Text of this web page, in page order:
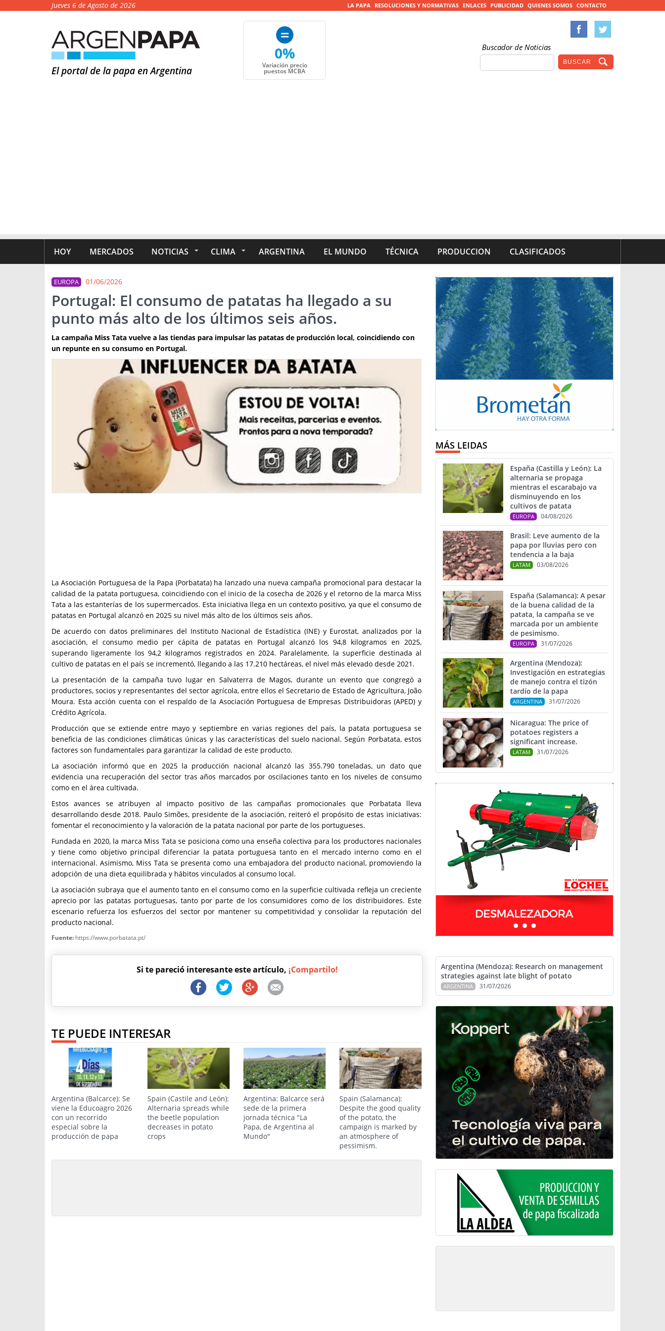
Jueves 6 de Agosto de 2026 LA PAPA RESOLUCIONES Y NORMATIVAS ENLACES PUBLICIDAD QUIENES SOMOS CONTACTO
El portal de la papa en Argentina
0%
Variación precio
puestos MCBA
Buscador de Noticias
HOY MERCADOS NOTICIAS CLIMA ARGENTINA EL MUNDO TÉCNICA PRODUCCION CLASIFICADOS
EUROPA 01/06/2026
Portugal: El consumo de patatas ha llegado a su
punto más alto de los últimos seis años.
La campaña Miss Tata vuelve a las tiendas para impulsar las patatas de producción local, coincidiendo con
un repunte en su consumo en Portugal.
La Asociación Portuguesa de la Papa (Porbatata) ha lanzado una nueva campaña promocional para destacar la
calidad de la patata portuguesa, coincidiendo con el inicio de la cosecha de 2026 y el retorno de la marca Miss
Tata a las estanterías de los supermercados. Esta iniciativa llega en un contexto positivo, ya que el consumo de
patatas en Portugal alcanzó en 2025 su nivel más alto de los últimos seis años.
De acuerdo con datos preliminares del Instituto Nacional de Estadística (INE) y Eurostat, analizados por la
asociación, el consumo medio per cápita de patatas en Portugal alcanzó los 94,8 kilogramos en 2025,
superando ligeramente los 94,2 kilogramos registrados en 2024. Paralelamente, la superficie destinada al
cultivo de patatas en el país se incrementó, llegando a las 17.210 hectáreas, el nivel más elevado desde 2021.
La presentación de la campaña tuvo lugar en Salvaterra de Magos, durante un evento que congregó a
productores, socios y representantes del sector agrícola, entre ellos el Secretario de Estado de Agricultura, João
Moura. Esta acción cuenta con el respaldo de la Asociación Portuguesa de Empresas Distribuidoras (APED) y
Crédito Agrícola.
Producción que se extiende entre mayo y septiembre en varias regiones del país, la patata portuguesa se
beneficia de las condiciones climáticas únicas y las características del suelo nacional. Según Porbatata, estos
factores son fundamentales para garantizar la calidad de este producto.
La asociación informó que en 2025 la producción nacional alcanzó las 355.790 toneladas, un dato que
evidencia una recuperación del sector tras años marcados por oscilaciones tanto en los niveles de consumo
como en el área cultivada.
Estos avances se atribuyen al impacto positivo de las campañas promocionales que Porbatata lleva
desarrollando desde 2018. Paulo Simões, presidente de la asociación, reiteró el propósito de estas iniciativas:
fomentar el reconocimiento y la valoración de la patata nacional por parte de los portugueses.
Fundada en 2020, la marca Miss Tata se posiciona como una enseña colectiva para los productores nacionales
y tiene como objetivo principal diferenciar la patata portuguesa tanto en el mercado interno como en el
internacional. Asimismo, Miss Tata se presenta como una embajadora del producto nacional, promoviendo la
adopción de una dieta equilibrada y hábitos vinculados al consumo local.
La asociación subraya que el aumento tanto en el consumo como en la superficie cultivada refleja un creciente
aprecio por las patatas portuguesas, tanto por parte de los consumidores como de los distribuidores. Este
escenario refuerza los esfuerzos del sector por mantener su competitividad y consolidar la reputación del
producto nacional.
Fuente: https://www.porbatata.pt/
Si te pareció interesante este artículo, ¡Compartilo!
TE PUEDE INTERESAR
Argentina (Balcarce): Se
viene la Educoagro 2026
con un recorrido
especial sobre la
producción de papa
Spain (Castile and León):
Alternaria spreads while
the beetle population
decreases in potato
crops
Argentina: Balcarce será
sede de la primera
jornada técnica "La
Papa, de Argentina al
Mundo"
Spain (Salamanca):
Despite the good quality
of the potato, the
campaign is marked by
an atmosphere of
pessimism.
MÁS LEIDAS
España (Castilla y León): La
alternaria se propaga
mientras el escarabajo va
disminuyendo en los
cultivos de patata
EUROPA 04/08/2026
Brasil: Leve aumento de la
papa por lluvias pero con
tendencia a la baja
LATAM 03/08/2026
España (Salamanca): A pesar
de la buena calidad de la
patata, la campaña se ve
marcada por un ambiente
de pesimismo.
EUROPA 31/07/2026
Argentina (Mendoza):
Investigación en estrategias
de manejo contra el tizón
tardío de la papa
ARGENTINA 31/07/2026
Nicaragua: The price of
potatoes registers a
significant increase.
LATAM 31/07/2026
Argentina (Mendoza): Research on management
strategies against late blight of potato
ARGENTINA 31/07/2026